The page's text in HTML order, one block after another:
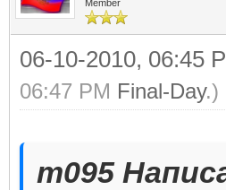
Member
06-10-2010, 06:45
06:47 PM Final-Day.)
m095